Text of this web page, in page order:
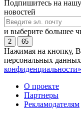
Подпишитесь на нашу
новостей
и выберите большее
2 65
Нажимая на кнопку,
персональных
конфиденциальности»
О проекте
Партнеры
Рекламодателям